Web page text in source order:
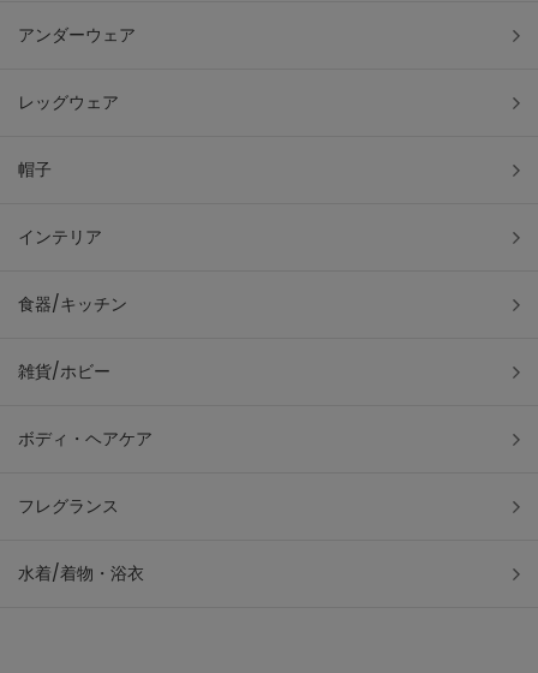
アンダーウェア
レッグウェア
帽子
インテリア
食器/キッチン
雑貨/ホビー
ボディ・ヘアケア
フレグランス
水着/着物・浴衣